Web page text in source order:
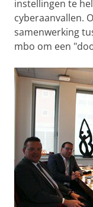
instellingen te
cyberaanvallen.
samenwerking
mbo om een